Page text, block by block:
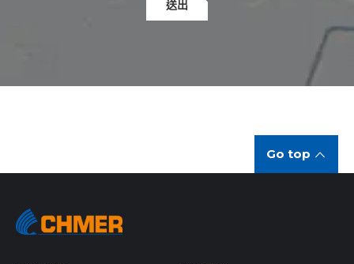
送出
Go top